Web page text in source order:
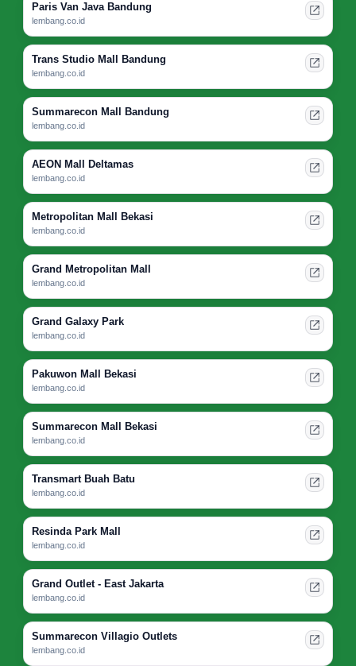
Paris Van Java Bandung
lembang.co.id
Trans Studio Mall Bandung
lembang.co.id
Summarecon Mall Bandung
lembang.co.id
AEON Mall Deltamas
lembang.co.id
Metropolitan Mall Bekasi
lembang.co.id
Grand Metropolitan Mall
lembang.co.id
Grand Galaxy Park
lembang.co.id
Pakuwon Mall Bekasi
lembang.co.id
Summarecon Mall Bekasi
lembang.co.id
Transmart Buah Batu
lembang.co.id
Resinda Park Mall
lembang.co.id
Grand Outlet - East Jakarta
lembang.co.id
Summarecon Villagio Outlets
lembang.co.id